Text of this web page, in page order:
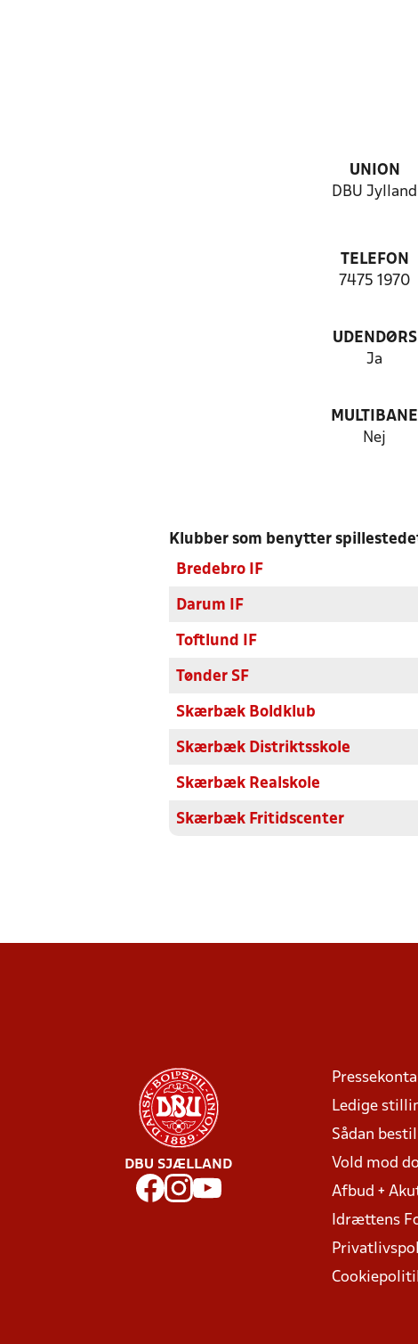
UNION
DBU Jylland
TELEFON
7475 1970
UDENDØRS
Ja
MULTIBANE
Nej
Klubber som benytter
Bredebro IF
Darum IF
Toftlund IF
Tønder SF
Skærbæk Boldklub
Skærbæk Distriktsskole
Skærbæk Realskole
Skærbæk Fritidscenter
DBU SJÆLLAND
Ledige
Sådan
Vold mod
Afbud +
Idrættens